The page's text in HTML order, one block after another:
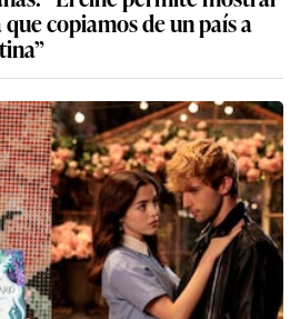
copiamos de un país a